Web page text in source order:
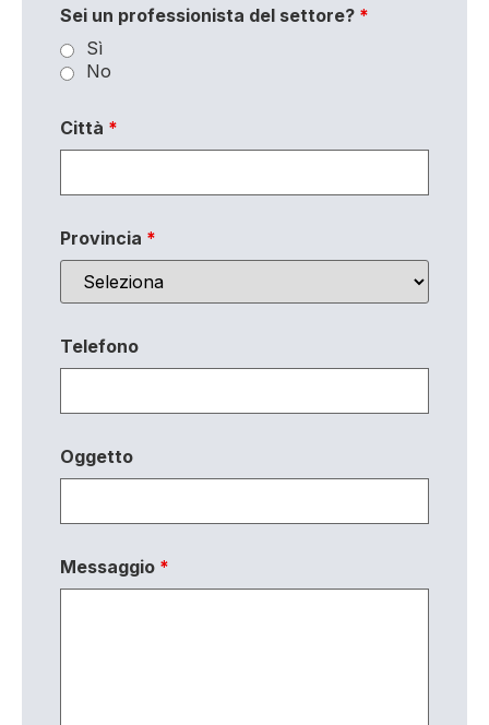
Sei un professionista del settore? *
Sì
No
Città *
Provincia *
Telefono
Oggetto
Messaggio *